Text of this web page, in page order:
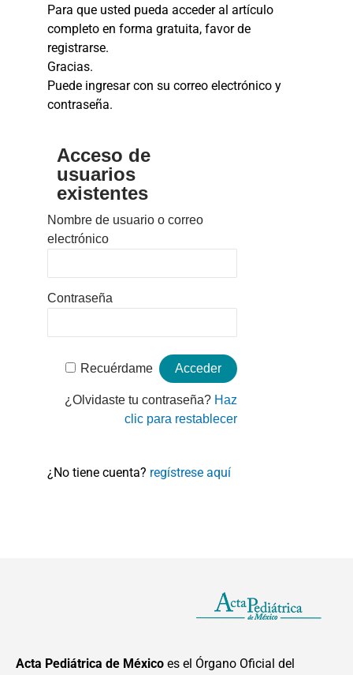
Para que usted pueda acceder al artículo
completo en forma gratuita, favor de
registrarse.
Gracias.
Puede ingresar con su correo electrónico y
contraseña.
Acceso de
usuarios
existentes
Nombre de usuario o correo
electrónico
Contraseña
Recuérdame
¿Olvidaste tu contraseña? Haz
clic para restablecer
¿No tiene cuenta? regístrese aquí
Acta Pediátrica de México es el Órgano Oficial del